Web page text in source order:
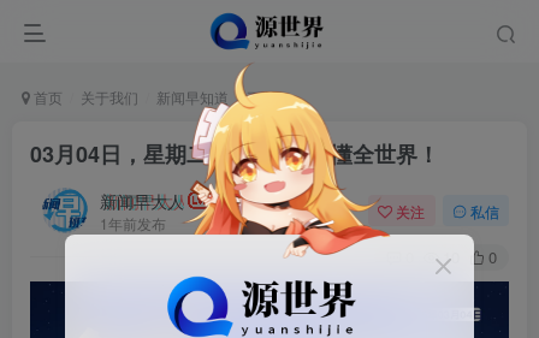
首页 关于我们 新闻早知道 正文
03月04日，星期二, 每天60秒读懂全世界！
新闻早大人
1年前发布
关注 私信
10 0